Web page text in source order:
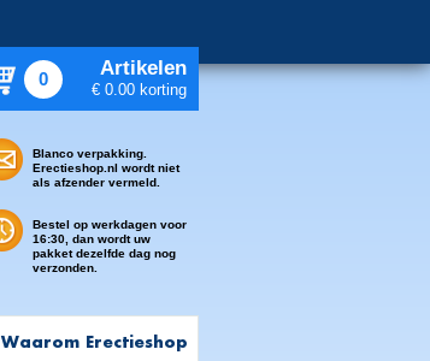
0 Artikelen
€ 0.00 korting
Blanco verpakking.
Erectieshop.nl wordt niet
als afzender vermeld.
Bestel op werkdagen voor
16:30, dan wordt uw
pakket dezelfde dag nog
verzonden.
Waarom Erectieshop